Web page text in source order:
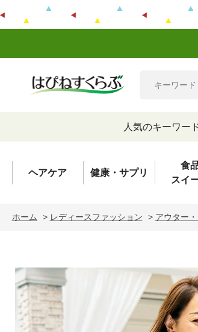
人気のキーワー
ヘアケア 健康・サプリ
食
スイ
ホーム > レディースファッション > アウター